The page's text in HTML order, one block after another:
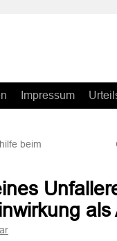
Impressum
beim
als